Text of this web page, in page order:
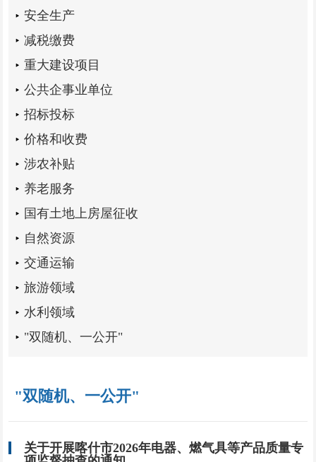
安全生产
减税缴费
重大建设项目
公共企事业单位
招标投标
价格和收费
涉农补贴
养老服务
国有土地上房屋征收
自然资源
交通运输
旅游领域
水利领域
"双随机、一公开"
"双随机、一公开"
关于开展喀什市2026年电器、燃气具等产品质量专